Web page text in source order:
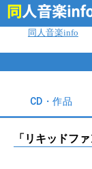
同人音楽info
CD・作品
「 リキッドファ